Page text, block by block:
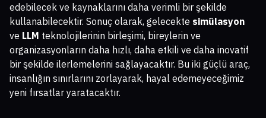
edebilecek ve kaynaklarını daha verimli bir şekilde
kullanabilecektir. Sonuç olarak, gelecekte simülasyon
ve LLM teknolojilerinin birleşimi, bireylerin ve
organizasyonların daha hızlı, daha etkili ve daha inovatif
bir şekilde ilerlemelerini sağlayacaktır. Bu iki güçlü araç,
insanlığın sınırlarını zorlayarak, hayal edemeyeceğimiz
yeni fırsatlar yaratacaktır.